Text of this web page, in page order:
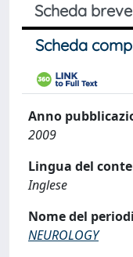
Scheda breve
Scheda
Anno
2009
Lingua del
Inglese
Nome del
NEUROLOGY